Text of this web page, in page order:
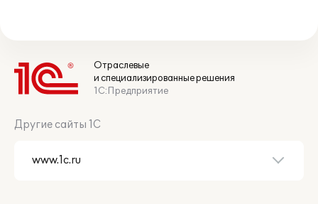
Отраслевые
и специализированные решения
1С:Предприятие
Другие сайты 1С